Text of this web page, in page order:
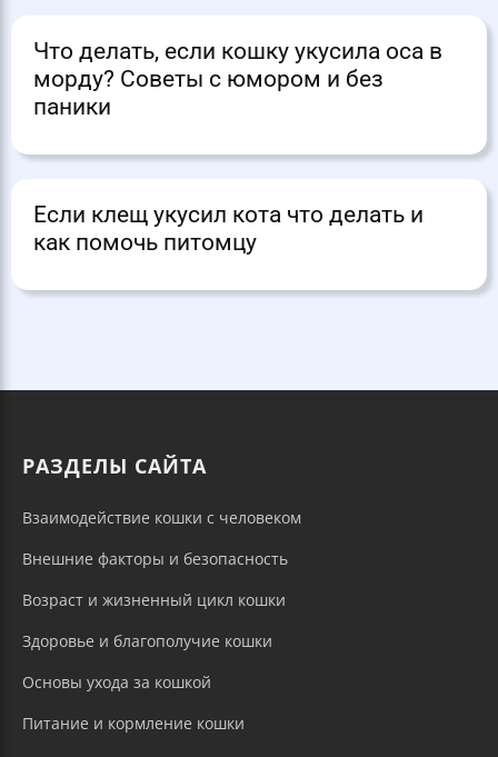
Что делать, если кошку укусила оса в
морду? Советы с юмором и без
паники
Если клещ укусил кота что делать и
как помочь питомцу
РАЗДЕЛЫ САЙТА
Взаимодействие кошки с человеком
Внешние факторы и безопасность
Возраст и жизненный цикл кошки
Здоровье и благополучие кошки
Основы ухода за кошкой
Питание и кормление кошки